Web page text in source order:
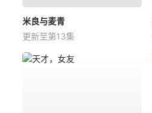
米良与麦青
更新至第13集